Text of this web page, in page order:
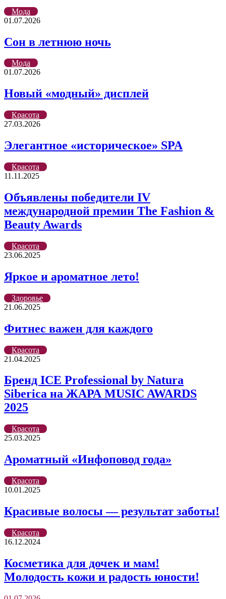
Мода
01.07.2026
Сон в летнюю ночь
Мода
01.07.2026
Новый «модный» дисплей
Красота
27.03.2026
Элегантное «историческое» SPA
Красота
11.11.2025
Объявлены победители IV
международной премии The Fashion &
Beauty Awards
Красота
23.06.2025
Яркое и ароматное лето!
Здоровье
21.06.2025
Фитнес важен для каждого
Красота
21.04.2025
Бренд ICE Professional by Natura
Siberica на ЖАРА MUSIC AWARDS
2025
Красота
25.03.2025
Ароматный «Инфоповод года»
Красота
10.01.2025
Красивые волосы — результат заботы!
Красота
16.12.2024
Косметика для дочек и мам!
Молодость кожи и радость юности!